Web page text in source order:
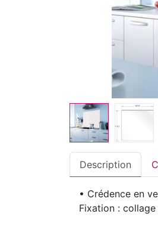
Description
• Crédence en
Fixation :